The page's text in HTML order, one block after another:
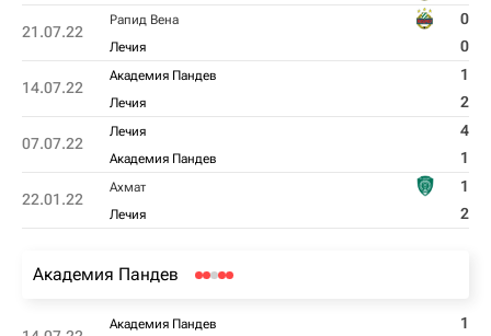
21.07.22
Рапид Вена 0
Лечия 0
14.07.22
Академия Пандев 1
Лечия 2
07.07.22
Лечия 4
Академия Пандев 1
22.01.22
Ахмат 1
Лечия 2
Академия Пандев
Академия Пандев 1